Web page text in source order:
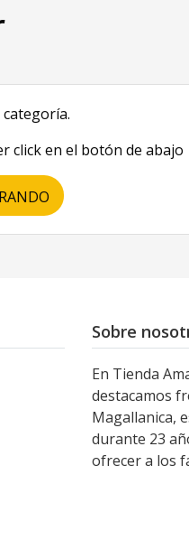
click en el botón de abajo
Sobre
En Tienda
destacamos
Magallanica,
durante 23
ofrecer a los